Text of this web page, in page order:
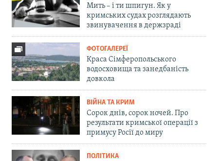
Мить – і ти шпигун. Як у
кримських судах розглядають
звинувачення в держзраді
ФОТОГАЛЕРЕЇ
Краса Сімферопольського
водосховища та занедбаність
довкола
ВІЙНА ТА КРИМ
Сорок днів, сорок ночей. Про
результати кримської операції з
примусу Росії до миру
ПОЛІТИКА